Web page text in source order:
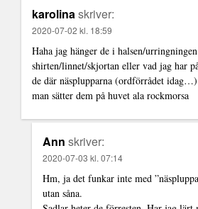
karolinaskriver:
2020-07-02 kl. 18:59
Haha jag hänger de i halsen/
shirten/linnet/skjortan eller vad jag har
de där näsplupparna (ordförrådet
man sätter dem på huvet ala rockmorsa
Ann skriver:
2020-07-03 kl. 07:14
Hm, ja det funkar inte med
utan såna.